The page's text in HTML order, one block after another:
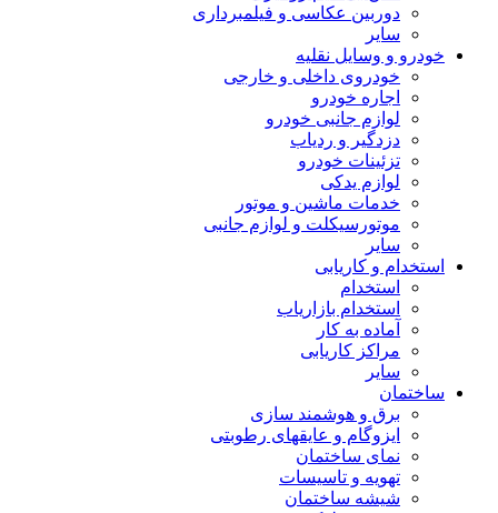
دوربین عکاسی و فیلمبرداری
سایر
خودرو و وسایل نقلیه
خودروی داخلی و خارجی
اجاره خودرو
لوازم جانبی خودرو
دزدگیر و ردیاب
تزئینات خودرو
لوازم یدکی
خدمات ماشین و موتور
موتورسیکلت و لوازم جانبی
سایر
استخدام و کاریابی
استخدام
استخدام بازاریاب
آماده به کار
مراکز کاریابی
سایر
ساختمان
برق و هوشمند سازی
ایزوگام و عایقهای رطوبتی
نمای ساختمان
تهویه و تاسیسات
شیشه ساختمان